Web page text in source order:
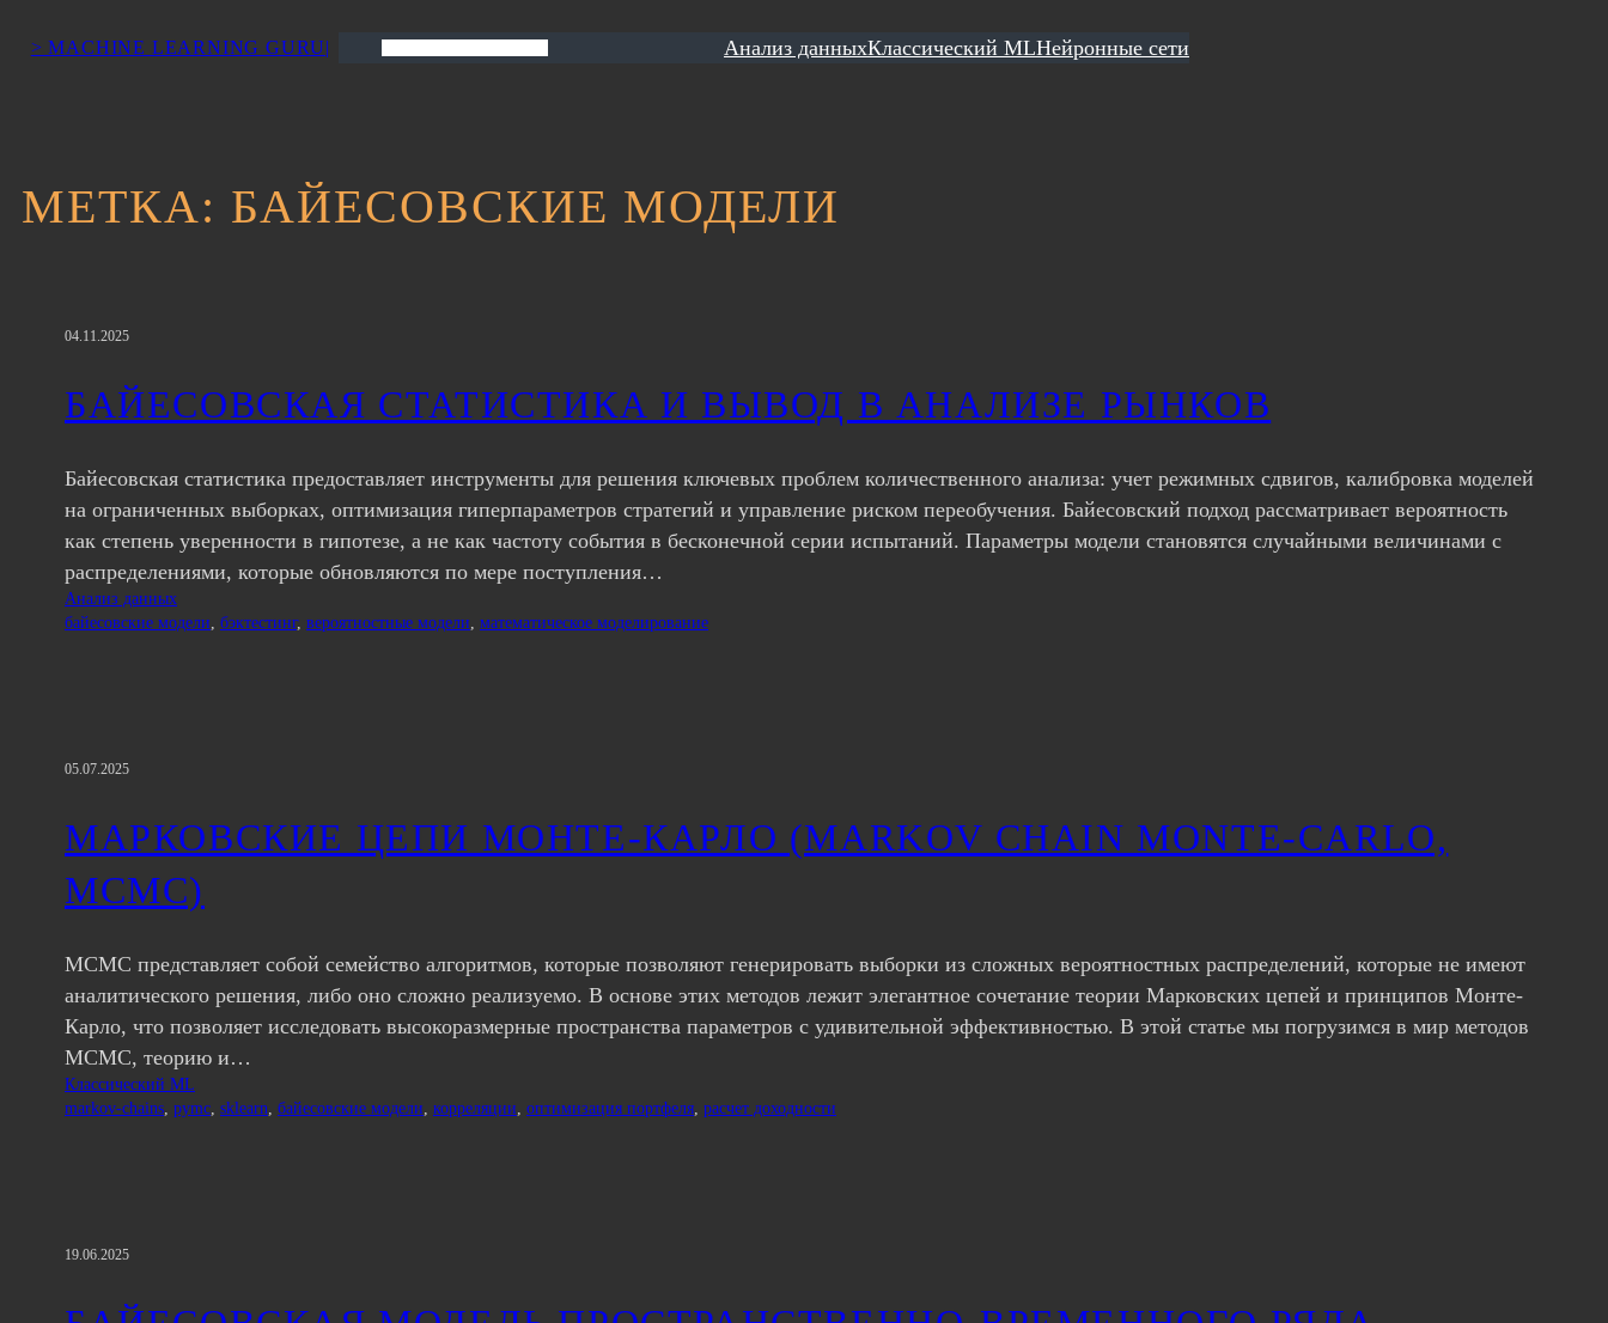
> MACHINE LEARNING GURU| Анализ данныхКлассический MLНейронные сети
МЕТКА: БАЙЕСОВСКИЕ МОДЕЛИ
04.11.2025
БАЙЕСОВСКАЯ СТАТИСТИКА И ВЫВОД В АНАЛИЗЕ РЫНКОВ
Байесовская статистика предоставляет инструменты для решения ключевых проблем количественного анализа: учет режимных сдвигов, калибровка моделей
на ограниченных выборках, оптимизация гиперпараметров стратегий и управление риском переобучения. Байесовский подход рассматривает вероятность
как степень уверенности в гипотезе, а не как частоту события в бесконечной серии испытаний. Параметры модели становятся случайными величинами с
распределениями, которые обновляются по мере поступления…
Анализ данных
байесовские модели бэктестинг, вероятностные модели математическое моделирование
05.07.2025
МАРКОВСКИЕ ЦЕПИ МОНТЕ-КАРЛО (MARKOV CHAIN MONTE-CARLO,
MCMC)
MCMC представляет собой семейство алгоритмов, которые позволяют генерировать выборки из сложных вероятностных распределений, которые не имеют
аналитического решения, либо оно сложно реализуемо. В основе этих методов лежит элегантное сочетание теории Марковских цепей и принципов Монте-
Карло, что позволяет исследовать высокоразмерные пространства параметров с удивительной эффективностью. В этой статье мы погрузимся в мир методов
MCMC, теорию и…
Классический ML
markov-chains pymc sklearn байесовские модели корреляции оптимизация портфеля расчет доходности
19.06.2025